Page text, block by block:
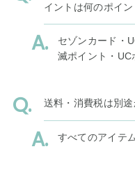
イントは何のポイン
セゾンカード・
滅ポイント・UC
送料・消費税は別
すべてのアイテ